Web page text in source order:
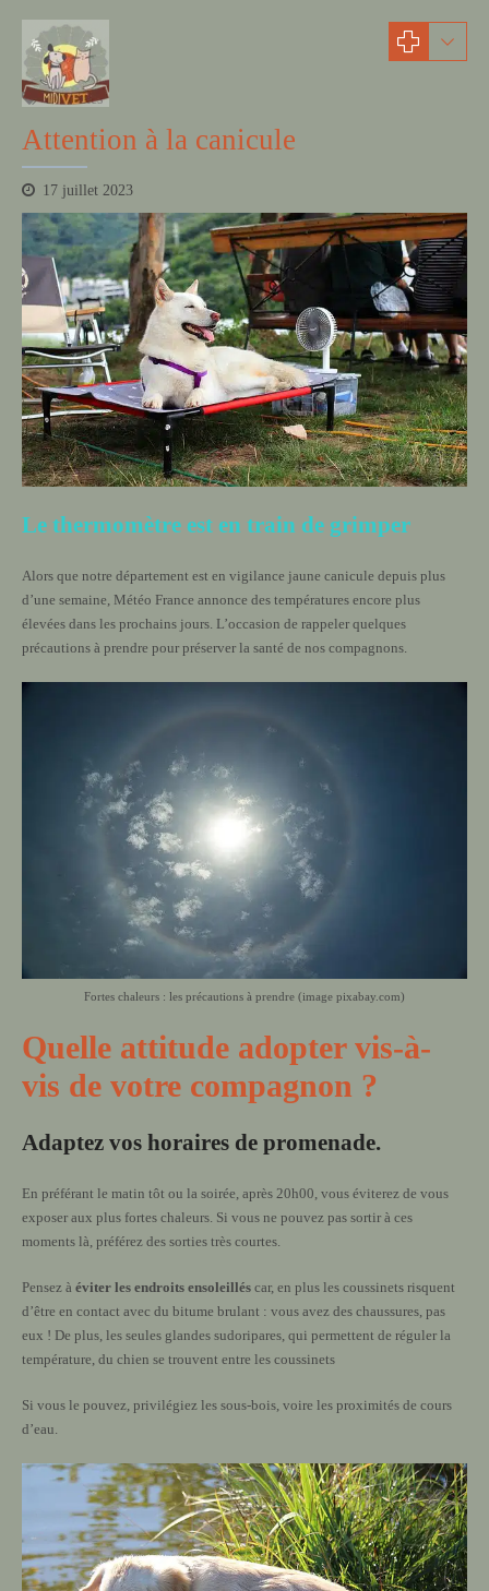
actualités
Attention à la canicule
17 juillet 2023
Le thermomètre est en train de grimper
Alors que notre département est en vigilance jaune canicule depuis plus
d’une semaine, Météo France annonce des températures encore plus
élevées dans les prochains jours. L’occasion de rappeler quelques
précautions à prendre pour préserver la santé de nos compagnons.
Fortes chaleurs : les précautions à prendre (image pixabay.com)
Quelle attitude adopter vis-à-
vis de votre compagnon ?
Adaptez vos horaires de promenade.
En préférant le matin tôt ou la soirée, après 20h00, vous éviterez de vous
exposer aux plus fortes chaleurs. Si vous ne pouvez pas sortir à ces
moments là, préférez des sorties très courtes.
Pensez à éviter les endroits ensoleillés car, en plus les coussinets risquent
d’être en contact avec du bitume brulant : vous avez des chaussures, pas
eux ! De plus, les seules glandes sudoripares, qui permettent de réguler la
température, du chien se trouvent entre les coussinets
Si vous le pouvez, privilégiez les sous-bois, voire les proximités de cours
d’eau.